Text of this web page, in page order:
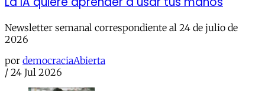
Newsletter semanal correspondiente al 24 de julio de
2026
por democraciaAbierta
/ 24 Jul 2026